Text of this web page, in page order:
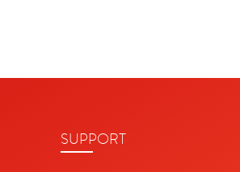
SUPPORT